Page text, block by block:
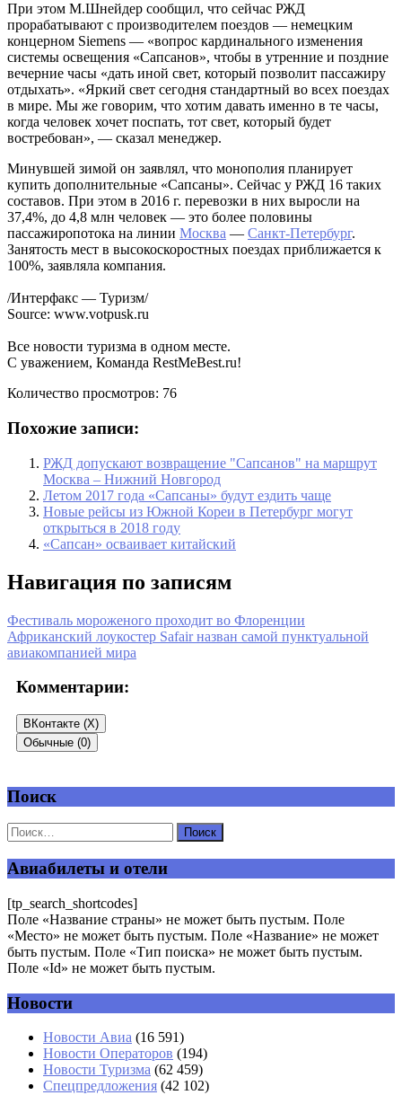
При этом М.Шнейдер сообщил, что сейчас РЖД
прорабатывают с производителем поездов — немецким
концерном Siemens — «вопрос кардинального изменения
системы освещения «Сапсанов», чтобы в утренние и поздние
вечерние часы «дать иной свет, который позволит пассажиру
отдыхать». «Яркий свет сегодня стандартный во всех поездах
в мире. Мы же говорим, что хотим давать именно в те часы,
когда человек хочет поспать, тот свет, который будет
востребован», — сказал менеджер.
Минувшей зимой он заявлял, что монополия планирует
купить дополнительные «Сапсаны». Сейчас у РЖД 16 таких
составов. При этом в 2016 г. перевозки в них выросли на
37,4%, до 4,8 млн человек — это более половины
пассажиропотока на линии Москва — Санкт-Петербург.
Занятость мест в высокоскоростных поездах приближается к
100%, заявляла компания.
/Интерфакс — Туризм/
Source: www.votpusk.ru
Все новости туризма в одном месте.
С уважением, Команда RestMeBest.ru!
Количество просмотров: 76
Похожие записи:
РЖД допускают возвращение "Сапсанов" на маршрут
Москва – Нижний Новгород
Летом 2017 года «Сапсаны» будут ездить чаще
Новые рейсы из Южной Кореи в Петербург могут
открыться в 2018 году
«Сапсан» осваивает китайский
Навигация по записям
Фестиваль мороженого проходит во Флоренции
Африканский лоукостер Safair назван самой пунктуальной
авиакомпанией мира
Комментарии:
ВКонтакте (X)
Обычные (0)
Добавить комментарий
Ваш адрес email не будет опубликован.
Имя *
Email*
Поиск
Авиабилеты и отели
[tp_search_shortcodes]
Поле «Название страны» не может быть пустым. Поле
«Место» не может быть пустым. Поле «Название» не может
быть пустым. Поле «Тип поиска» не может быть пустым.
Поле «Id» не может быть пустым.
Новости
Новости Авиа (16 591)
Новости Операторов (194)
Новости Туризма (62 459)
Спецпредложения (42 102)